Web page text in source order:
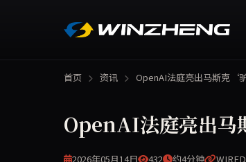
首页 资讯 OpenAI法庭亮出马斯克
OpenAI法庭亮出
2026年05月14日 432 约4分钟 WIRED